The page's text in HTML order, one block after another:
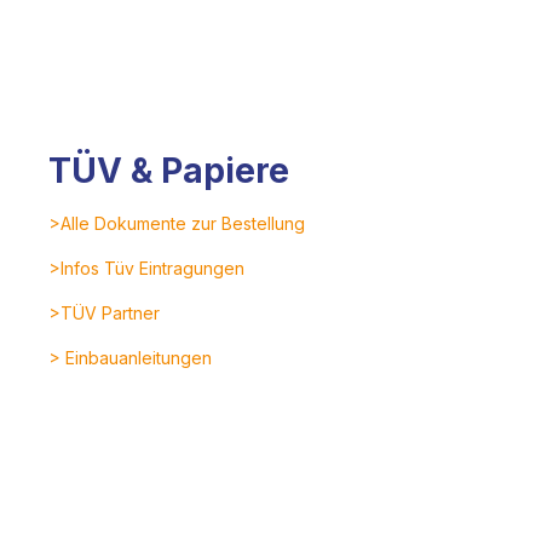
TÜV & Papiere
>Alle Dokumente zur Bestellung
>Infos Tüv Eintragungen
>TÜV Partner
> Einbauanleitungen